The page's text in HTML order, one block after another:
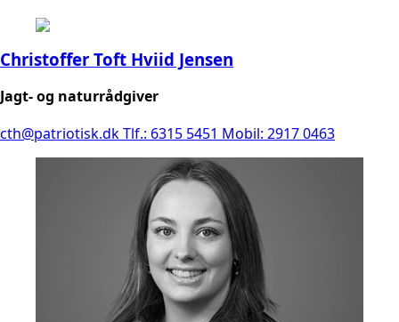
Christoffer Toft Hviid Jensen
Jagt- og naturrådgiver
cth@patriotisk.dkTlf.: 6315 5451 Mobil: 2917 0463